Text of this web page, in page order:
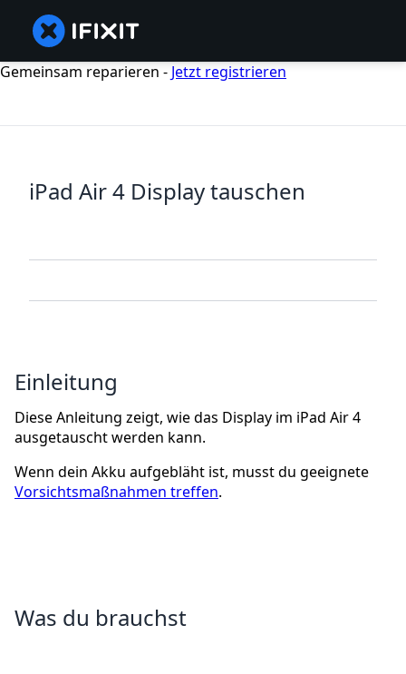
Gemeinsam reparieren - Jetzt registrieren
iPad Air 4 Display tauschen
Einleitung
Diese Anleitung zeigt, wie das Display im iPad Air 4
ausgetauscht werden kann.
Wenn dein Akku aufgebläht ist, musst du geeignete
Vorsichtsmaßnahmen treffen.
Was du brauchst